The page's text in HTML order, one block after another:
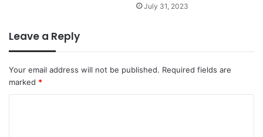
July 31, 2023
Leave a Reply
Your email address will not be published. Required fields are
marked *